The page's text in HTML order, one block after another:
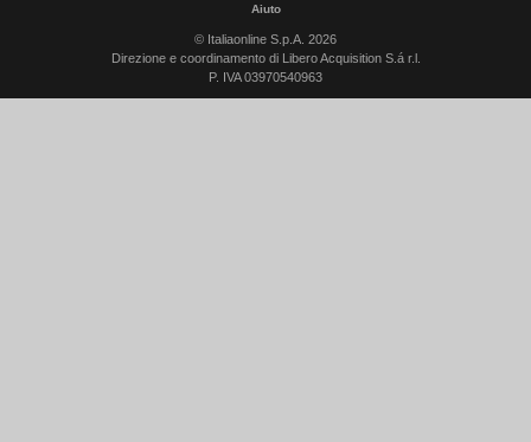
Aiuto
© Italiaonline S.p.A. 2026
Direzione e coordinamento di Libero Acquisition S.á r.l.
P. IVA 03970540963